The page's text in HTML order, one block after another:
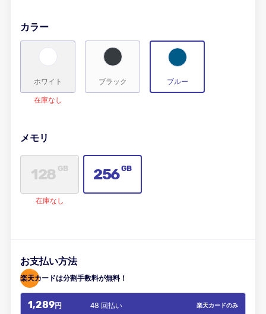
カラー
ホワイト
在庫なし
ブラック ブルー
メモリ
128 GB
在庫なし
256 GB
お支払い方法
楽天カードは分割手数料が無料！
1,289円 48 回払い 楽天カードのみ